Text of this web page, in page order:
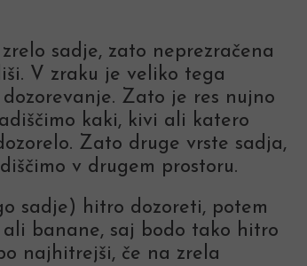
sadje, zato neprezračena
V zraku je veliko tega
Zato je res nujno
kaki, kivi ali katero
Zato druge vrste sadja,
v drugem prostoru.
sadje) hitro dozoreti, potem
banane, saj bodo tako hitro
najhitrejši, če na zrela